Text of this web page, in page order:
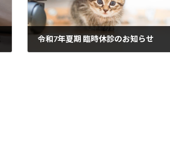
令和7年夏期 臨時休診のお知らせ